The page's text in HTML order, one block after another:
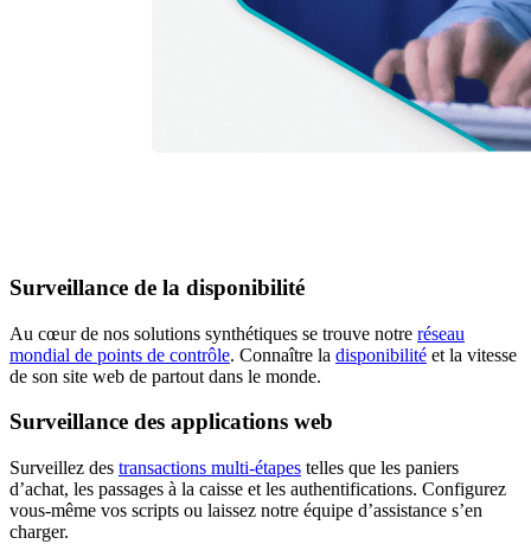
Surveillance de la disponibilité
Au cœur de nos solutions synthétiques se trouve notre réseau
mondial de points de contrôle. Connaître la disponibilité et la vitesse
de son site web de partout dans le monde.
Surveillance des applications web
Surveillez des transactions multi-étapes telles que les paniers
d’achat, les passages à la caisse et les authentifications. Configurez
vous-même vos scripts ou laissez notre équipe d’assistance s’en
charger.